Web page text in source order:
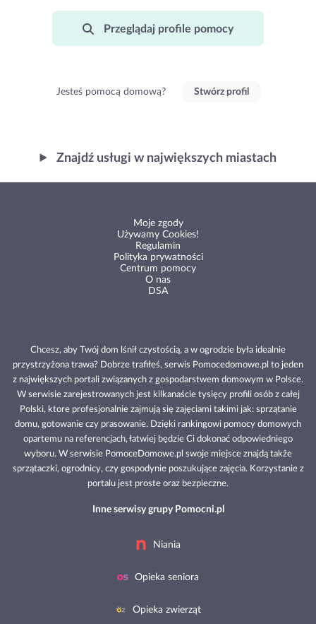
Przeglądaj profile pomocy
Jesteś pomocą domową? Stwórz profil
Znajdź usługi w największych miastach
Moje zgody
Używamy Cookies!
Regulamin
Polityka prywatności
Centrum pomocy
O nas
DSA
Chcesz, aby Twój dom lśnił czystością, a w ogrodzie była idealnie
przystrzyżona trawa? Dobrze trafiłeś, serwis Pomocedomowe.pl to jeden
z największych portali związanych z gospodarstwem domowym w Polsce.
W serwisie zarejestrowanych jest kilkanaście tysięcy profili osób z całej
Polski, ktore profesjonalnie zajmują się zajęciami takimi jak: sprzątanie
domu, gotowanie czy prasowanie. Dzięki rankingowi pomocy domowych
opartemu na referencjach, łatwiej będzie Ci dokonać odpowiedniego
wyboru. W serwisie PomoceDomowe.pl swoje miejsce znajdą także
sprzątaczki, ogrodnicy, czy gospodynie poszukujące zajęcia. Korzystanie z
portalu jest proste oraz bezpieczne.
Inne serwisy grupy Pomocni.pl
Niania
Opieka seniora
Opieka zwierząt